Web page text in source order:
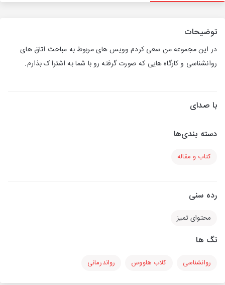
توضیحات
در این مجموعه من سعی کردم وویس های مربوط به مباحث اتاق های
روانشناسی و کارگاه هایی که صورت گرفته رو با شما به اشتراک بذارم.
با صدای
دسته بندی‌ها
کتاب و مقاله
رده سنی
محتوای تمیز
تگ ها
روانشناسی کلاب هاووس رواندرمانی